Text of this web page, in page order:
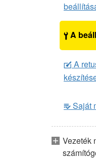
B A
N A
O Saját
Vezeték